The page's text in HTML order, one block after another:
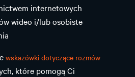
internetowych
wideo i/lub osobiste
wskazówki dotyczące rozmów
które pomogą Ci